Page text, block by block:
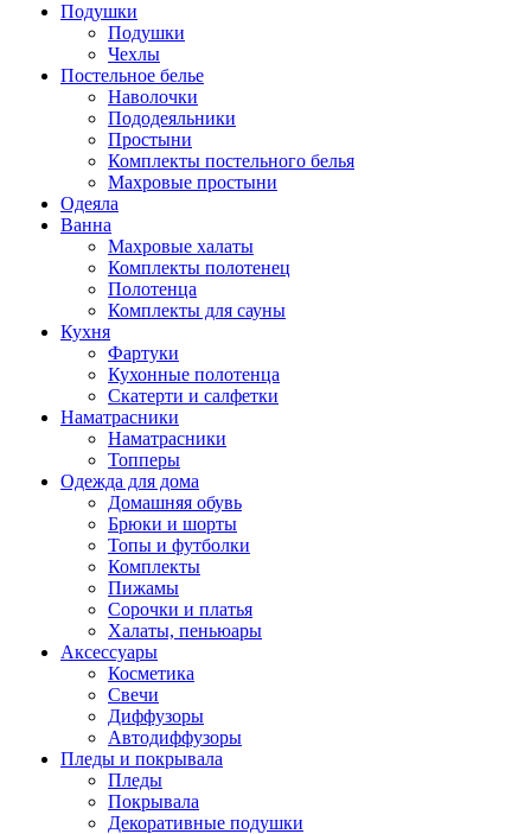
Подушки
Подушки
Чехлы
Постельное белье
Наволочки
Пододеяльники
Простыни
Комплекты постельного белья
Махровые простыни
Одеяла
Ванна
Махровые халаты
Комплекты полотенец
Полотенца
Комплекты для сауны
Кухня
Фартуки
Кухонные полотенца
Скатерти и салфетки
Наматрасники
Наматрасники
Топперы
Одежда для дома
Домашняя обувь
Брюки и шорты
Топы и футболки
Комплекты
Пижамы
Сорочки и платья
Халаты, пеньюары
Аксессуары
Косметика
Свечи
Диффузоры
Автодиффузоры
Пледы и покрывала
Пледы
Покрывала
Декоративные подушки